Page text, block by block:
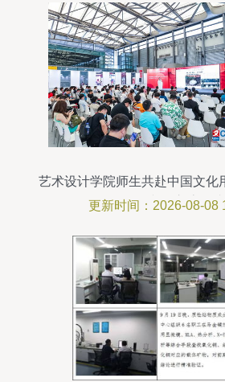
艺术设计学院师生共赴中国文化
深化文化交流促
更新时间：2026-08-08